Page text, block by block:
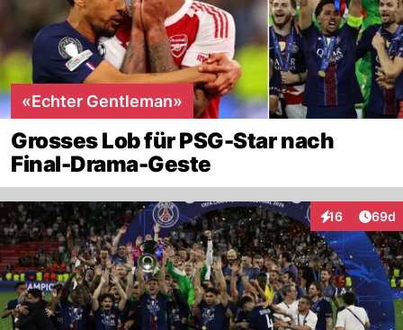
«Echter Gentleman»
Grosses Lob für PSG-Star nach
Final-Drama-Geste
16
Interaktionen
69d